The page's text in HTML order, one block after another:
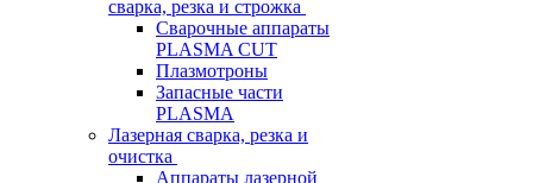
сварка, резка и строжка
Сварочные аппараты
PLASMA CUT
Плазмотроны
Запасные части
PLASMA
Лазерная сварка, резка и
очистка
Аппараты лазерной